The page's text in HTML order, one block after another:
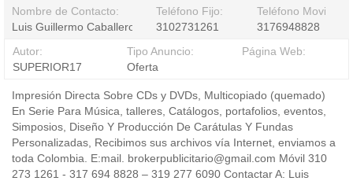
Nombre de Contacto:
Luis Guillermo Caballero
Teléfono Fijo:
3102731261
Teléfono Movil:
3176948828
Autor:
SUPERIOR17
Tipo Anuncio:
Oferta
Página Web:
Impresión Directa Sobre CDs y DVDs, Multicopiado (quemado)
En Serie Para Música, talleres, Catálogos, portafolios, eventos,
Simposios, Diseño Y Producción De Carátulas Y Fundas
Personalizadas, Recibimos sus archivos vía Internet, enviamos a
toda Colombia. E:mail. brokerpublicitario@gmail.com Móvil 310
273 1261 - 317 694 8828 – 319 277 6090 Contactar A: Luis